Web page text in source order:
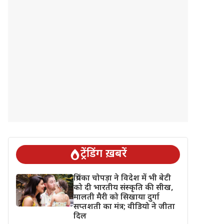
ट्रेंडिंग ख़बरें
प्रियंका चोपड़ा ने विदेश में भी बेटी
को दी भारतीय संस्कृति की सीख,
मालती मैरी को सिखाया दुर्गा
सप्तशती का मंत्र; वीडियो ने जीता
दिल